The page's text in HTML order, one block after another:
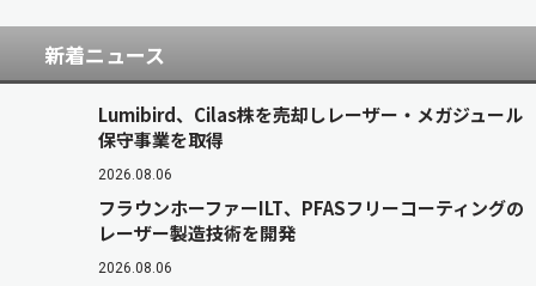
新着ニュース
Lumibird、Cilas株を売却しレーザー・メガジュール
保守事業を取得
2026.08.06
フラウンホーファーILT、PFASフリーコーティングの
レーザー製造技術を開発
2026.08.06